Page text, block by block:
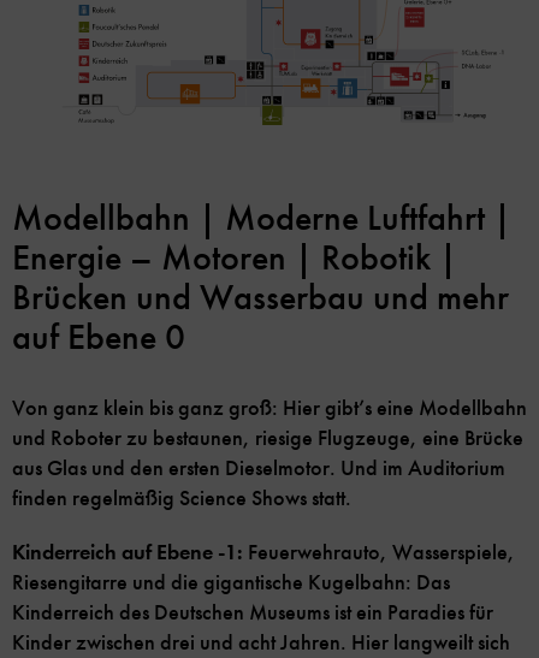
Modellbahn | Moderne Luftfahrt |
Energie – Motoren | Robotik |
Brücken und Wasserbau und mehr
auf Ebene 0
Von ganz klein bis ganz groß: Hier gibt’s eine Modellbahn
und Roboter zu bestaunen, riesige Flugzeuge, eine Brücke
aus Glas und den ersten Dieselmotor. Und im Auditorium
finden regelmäßig Science Shows statt.
Kinderreich auf Ebene -1: Feuerwehrauto, Wasserspiele,
Riesengitarre und die gigantische Kugelbahn: Das
Kinderreich des Deutschen Museums ist ein Paradies für
Kinder zwischen drei und acht Jahren. Hier langweilt sich